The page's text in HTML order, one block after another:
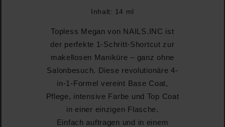
Inhalt: 14 ml
Topless Megan von NAILS.INC ist
der perfekte 1-Schritt-Shortcut zur
makellosen Maniküre – ganz ohne
Salonbesuch. Diese revolutionäre 4-
in-1-Formel vereint Base Coat,
Pflege, intensive Farbe und Top Coat
in einer einzigen Flasche.
Einfach auftragen und in einem